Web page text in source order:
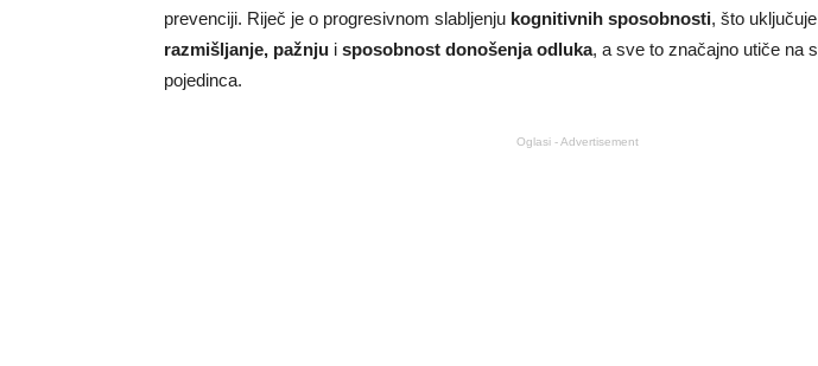
prevenciji. Riječ je o progresivnom slabljenju kognitivnih sposobnosti, što uključuje
razmišljanje, pažnju i sposobnost donošenja odluka, a sve to značajno utiče na
pojedinca.
Oglasi - Advertisement